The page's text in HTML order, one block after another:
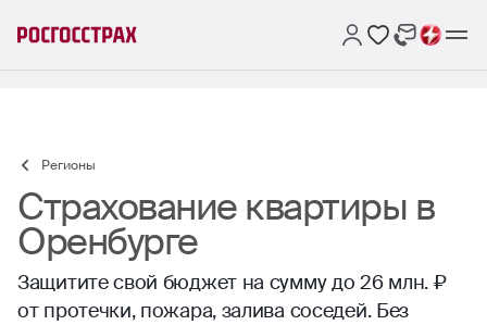
Регионы
Страхование квартиры в
Оренбурге
Защитите свой бюджет на сумму до 26 млн. ₽
от протечки, пожара, залива соседей. Без